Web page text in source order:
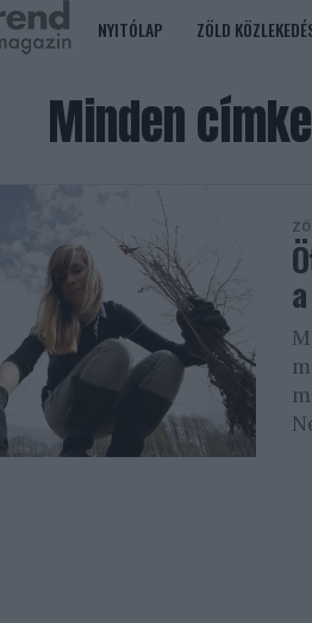
NYITÓLAP ZÖLD
Minden